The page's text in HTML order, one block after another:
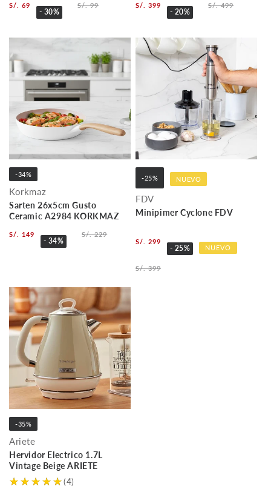
S/. 69
- 30%
S/. 99 S/. 399
- 20%
S/. 499
-34%
Korkmaz
Sarten 26x5cm Gusto
Ceramic A2984 KORKMAZ
S/. 149
- 34%
S/. 229
-25% NUEVO
FDV
Minipimer Cyclone FDV
S/. 299
- 25% NUEVO
S/. 399
-35%
Ariete
Hervidor Electrico 1.7L
Vintage Beige ARIETE
(4)